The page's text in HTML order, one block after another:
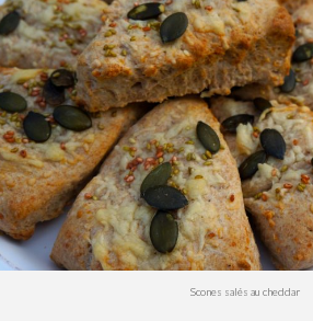
Scones salés au cheddar